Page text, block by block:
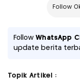
Follow
FollowWhatsApp
update berita
Topik Artikel :